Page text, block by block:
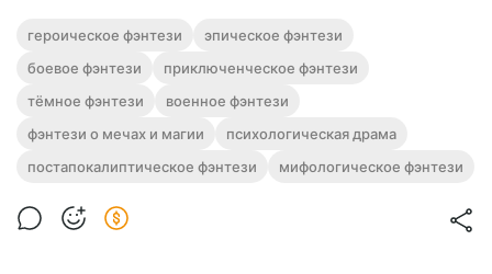
Аудиокнига фэнтези "Осажденные"
Полная версия.
Слушайте эту и другие фэнтези-аудиокниги полностью, без
рекламы и любых ограничений!
Level required:
SUBSCRIBE
героическое фэнтези
эпическое фэнтези
боевое фэнтези
приключенческое фэнтези
тёмное фэнтези
военное фэнтези
фэнтези о мечах и магии
психологическая драма
постапокалиптическое фэнтези
мифологическое фэнтези